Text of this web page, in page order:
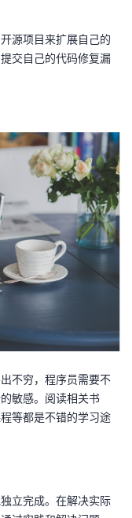
源项目来扩展自己的
交自己的代码修复漏
不穷，程序员需要不
敏感。阅读相关书
等都是不错的学习途
立完成。在解决实际